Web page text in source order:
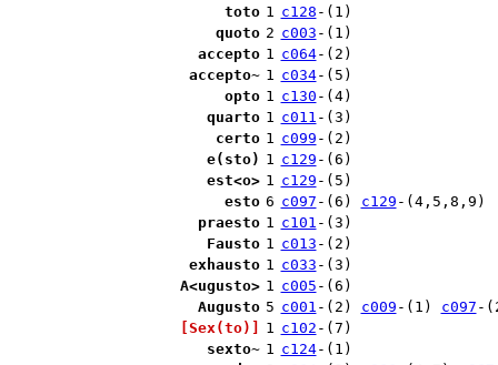
toto 1 c128 -(1)
quoto 2 c003 -(1)
accepto 1 c064-(2)
accepto~ 1 c034-(5)
opto 1 c130 -(4)
quarto 1 c011 -(3)
certo 1 c099 -(2)
e(sto) 1 c129 -(6)
est<o> 1 c129 -(5)
esto 6 c097 -(6) c129 -(4,5,8,9)
praesto 1 c101 -(3)
Fausto 1 c013 -(2)
exhausto 1 c033 -(3)
A<ugusto> 1 c005 -(6)
Augusto 5 c001 -(2) c009 -(1) c097 -
[Sex(to)]
1 c102 -(7)
sexto~ 1 c124-(1)